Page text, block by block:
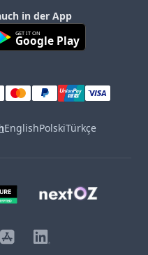
in der App
GET IT ON
Google Play
EnglishPolskiTürkçe
iOS LinkedIn